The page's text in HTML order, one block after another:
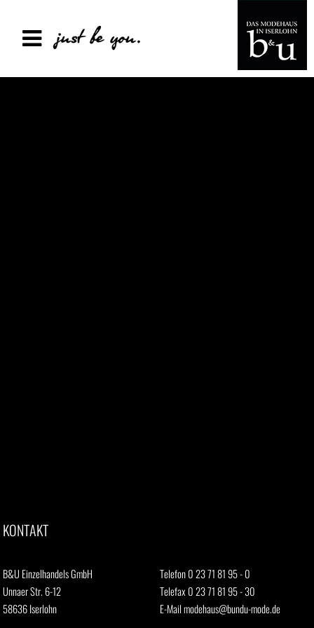
KONTAKT
B&U Einzelhandels GmbH
Unnaer Str. 6-12
58636 Iserlohn
Telefon 0 23 71 81 95 - 0
Telefax 0 23 71 81 95 - 30
E-Mailmodehaus@bundu-mode.de